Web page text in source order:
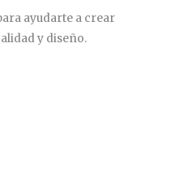
ayudarte a crear
y diseño.